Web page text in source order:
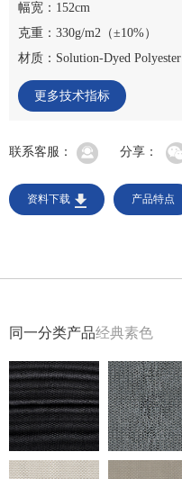
幅宽：152cm
克重：330g/m2（±10%）
材质：Solution-Dyed Polyester
更多技术指标
联系客服： 分享：
资料下载 产品特点
同一分类产品经典素色